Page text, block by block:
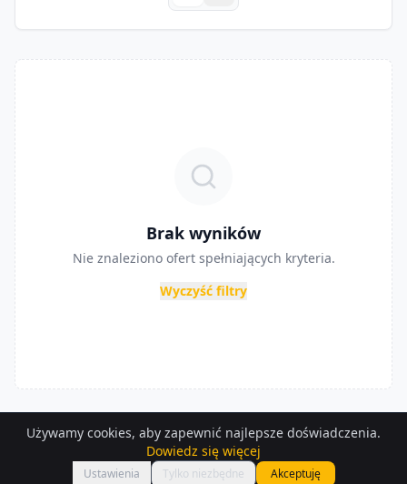
Brak wyników
Nie znaleziono ofert spełniających kryteria.
Wyczyść filtry
Używamy cookies, aby zapewnić najlepsze doświadczenia.
Dowiedz się więcej
Ustawienia Tylko niezbędne Akceptuję